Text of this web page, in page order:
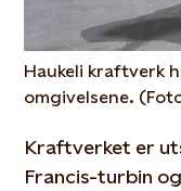
Haukeli kraftverk
omgivelsene.
Kraftverket er
Francis-turbin